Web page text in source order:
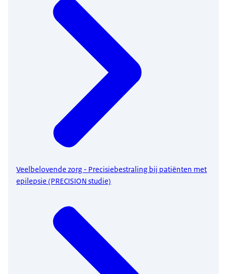
Veelbelovende zorg - Precisiebestraling bij patiënten met
epilepsie (PRECISION studie)